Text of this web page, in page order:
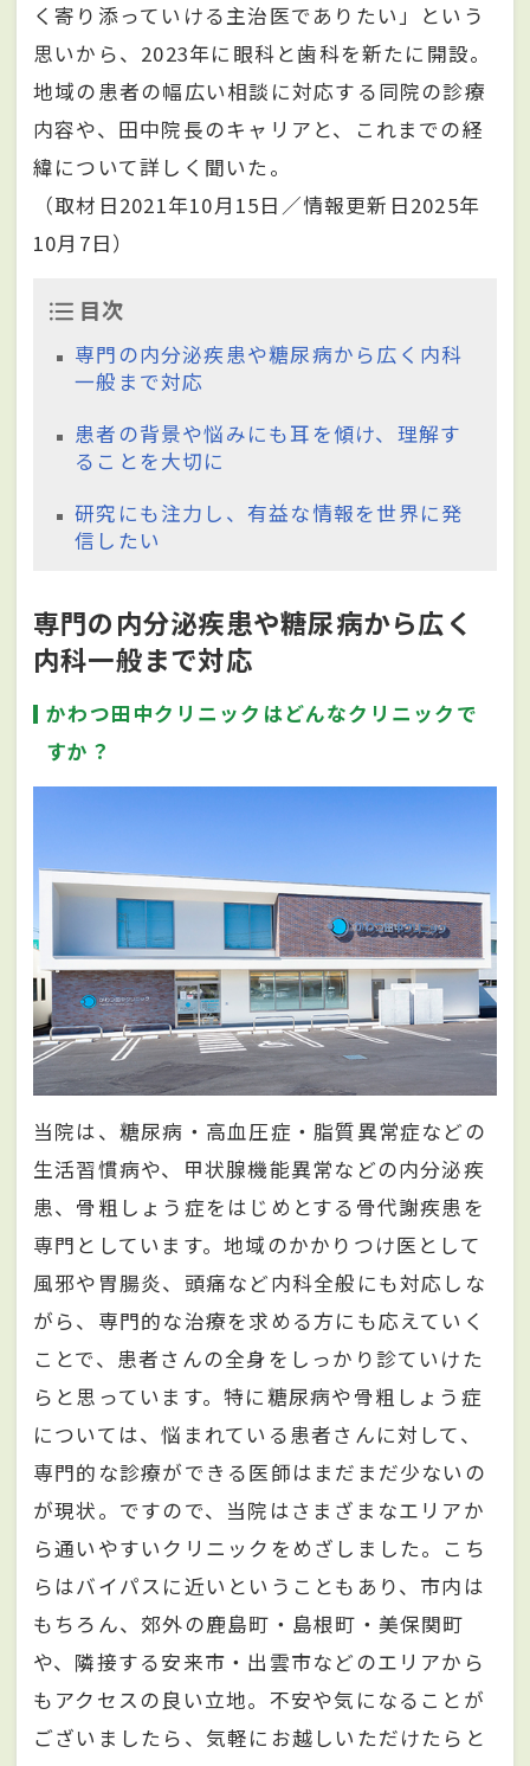
く寄り添っていける主治医でありたい」という
思いから、2023年に眼科と歯科を新たに開設。
地域の患者の幅広い相談に対応する同院の診療
内容や、田中院長のキャリアと、これまでの経
緯について詳しく聞いた。
（取材日2021年10月15日／情報更新日2025年
10月7日）
目次
専門の内分泌疾患や糖尿病から広く内科
一般まで対応
患者の背景や悩みにも耳を傾け、理解す
ることを大切に
研究にも注力し、有益な情報を世界に発
信したい
専門の内分泌疾患や糖尿病から広く
内科一般まで対応
かわつ田中クリニックはどんなクリニックで
すか？
当院は、糖尿病・高血圧症・脂質異常症などの
生活習慣病や、甲状腺機能異常などの内分泌疾
患、骨粗しょう症をはじめとする骨代謝疾患を
専門としています。地域のかかりつけ医として
風邪や胃腸炎、頭痛など内科全般にも対応しな
がら、専門的な治療を求める方にも応えていく
ことで、患者さんの全身をしっかり診ていけた
らと思っています。特に糖尿病や骨粗しょう症
については、悩まれている患者さんに対して、
専門的な診療ができる医師はまだまだ少ないの
が現状。ですので、当院はさまざまなエリアか
ら通いやすいクリニックをめざしました。こち
らはバイパスに近いということもあり、市内は
もちろん、郊外の鹿島町・島根町・美保関町
や、隣接する安来市・出雲市などのエリアから
もアクセスの良い立地。不安や気になることが
ございましたら、気軽にお越しいただけたらと